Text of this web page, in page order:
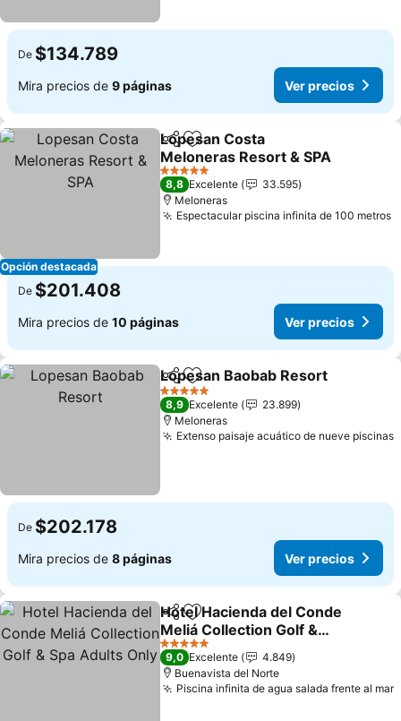
De $134.789
Mira precios de 9 páginas Ver precios
Opción destacada
CompartirAgregar a favoritos
Lopesan Costa
Meloneras Resort & SPA
5 Estrellas
8,8 Excelente
33.595
Meloneras
Espectacular piscina infinita de 100 metros
De $201.408
Mira precios de 10 páginas Ver precios
CompartirAgregar a favoritos
Lopesan Baobab Resort
5 Estrellas
8,9 Excelente
23.899
Meloneras
Extenso paisaje acuático de nueve piscinas
De $202.178
Mira precios de 8 páginas Ver precios
CompartirAgregar a favoritos
Hotel Hacienda del Conde
Meliá Collection Golf &
Spa Adults Only
5 Estrellas
9,0 Excelente
4.849
Buenavista del Norte
Piscina infinita de agua salada frente al mar